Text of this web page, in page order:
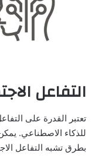
التفاعل
تعتبر القدرة على
للذكاء الاصطناعي.
بطرق تشبه التفاعل